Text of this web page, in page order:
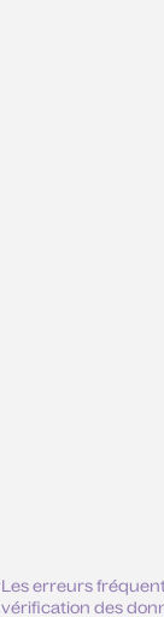
Les erreurs
vérification des